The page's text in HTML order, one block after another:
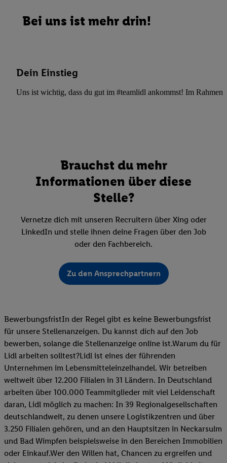
Bei uns ist mehr drin!
Dein Einstieg
Uns ist wichtig, dass du gut im #teamlidl ankommst! Im Rahmen
Brauchst du mehr
Informationen über diese
Stelle?
Vernetze dich mit unseren Recruitern über Xing oder
LinkedIn und stelle ihnen deine Fragen über den Job
oder den Fachbereich.
Zu den Ansprechpartnern
BewerbungsfristIn der Regel gibt es keine Bewerbungsfrist
für unsere Stellenanzeigen. Du kannst dich auf den Job
bewerben, solange die Stellenanzeige online ist.Warum du für
Lidl arbeiten solltest?Lidl ist eines der führenden
Unternehmen im Lebensmitteleinzelhandel. Wir betreiben
weltweit über 12.200 Filialen in 31 Ländern. In Deutschland
arbeiten über 100.000 Teammitglieder mit viel Leidenschaft
daran, Lidl möglich zu machen: In 39 Regionalgesellschaften
deutschlandweit, zu denen unsere Logistikzentren und über
3.250 Filialen gehören, und an den Hauptsitzen in Neckarsulm
und Bad Wimpfen beispielsweise in den Bereichen Immobilien
oder Einkauf.Wer den Willen hat, Chancen zu ergreifen und